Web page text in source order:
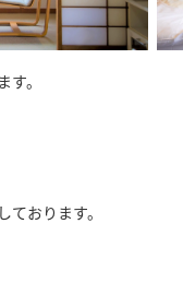
。
おります。